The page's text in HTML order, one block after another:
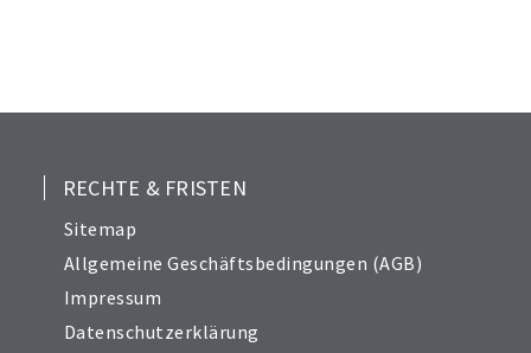
RECHTE & FRISTEN
Sitemap
Allgemeine Geschäftsbedingungen (AGB)
Impressum
Datenschutzerklärung